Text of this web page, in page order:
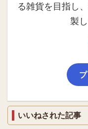
る雑貨を目指し
製
いいねされた記事